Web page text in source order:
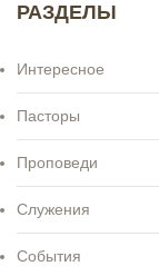
РАЗДЕЛЫ
Интересное
Пасторы
Проповеди
Служения
События